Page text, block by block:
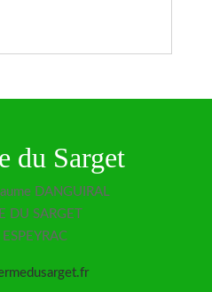
du Sarget
DANGUIRAL
DU SARGET